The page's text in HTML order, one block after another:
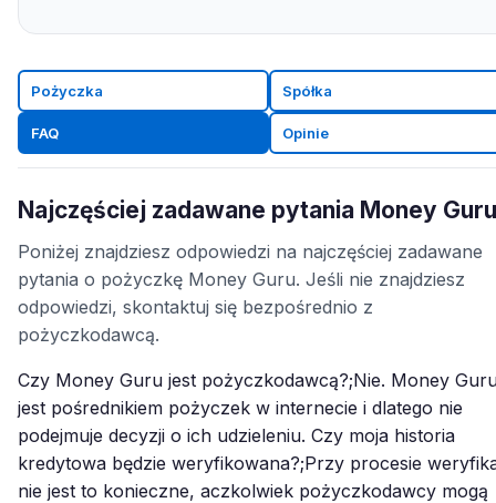
Pożyczka Spółka
FAQ Opinie
Najczęściej zadawane pytania Money Guru
Poniżej znajdziesz odpowiedzi na najczęściej zadawane
pytania o pożyczkę Money Guru. Jeśli nie znajdziesz
odpowiedzi, skontaktuj się bezpośrednio z
pożyczkodawcą.
Czy Money Guru jest pożyczkodawcą?;Nie. Money
jest pośrednikiem pożyczek w internecie i dlatego nie
podejmuje decyzji o ich udzieleniu. Czy moja historia
kredytowa będzie weryfikowana?;Przy procesie
nie jest to konieczne, aczkolwiek pożyczkodawcy mogą